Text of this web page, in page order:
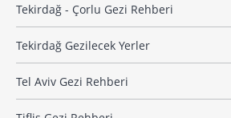
Tekirdağ - Çorlu Gezi Rehberi
Tekirdağ Gezilecek Yerler
Tel Aviv Gezi Rehberi